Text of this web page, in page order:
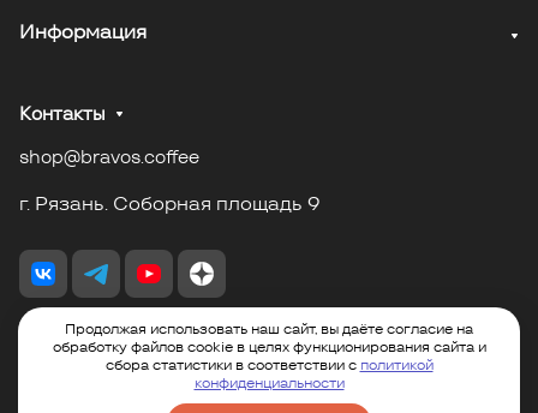
Информация
Контакты
shop@bravos.coffee
г. Рязань. Соборная площадь 9
© 2026 «Bravos»
Продолжая использовать наш сайт, вы даёте согласие на
обработку файлов cookie в целях функционирования сайта и
сбора статистики в соответствии с политикой
конфиденциальности